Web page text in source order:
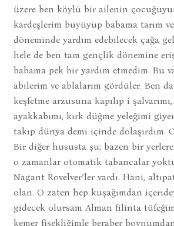
üzere ben köylü bir ailenin
kardeşlerim büyüyüp babama tarım
döneminde yardım edebilecek çağa
hele de ben tam gençlik dönemine
babama pek bir yardım etmedim. Bu
abilerim ve ablalarım gördüler. Ben
keşfetme arzusuna kapılıp i
ayakkabımı, kırk düğme yeleğimi
takıp dünya demi içinde dolaşırdım.
Bir diğer hususta şu; bazen bir
o zamanlar otomatik tabancalar
Nagant Rovelver’ler vardı. Hani,
olan. O zaten hep kuşağımdan
gidecek olursam Alman filinta
kemer fişekliğimle beraber